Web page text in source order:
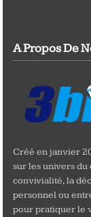
A Propos De
Créé en janvier
sur les univers du
convivialité, la
personnel ou
pour pratiquer le